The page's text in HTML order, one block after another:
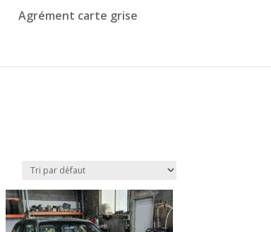
Agrément carte grise